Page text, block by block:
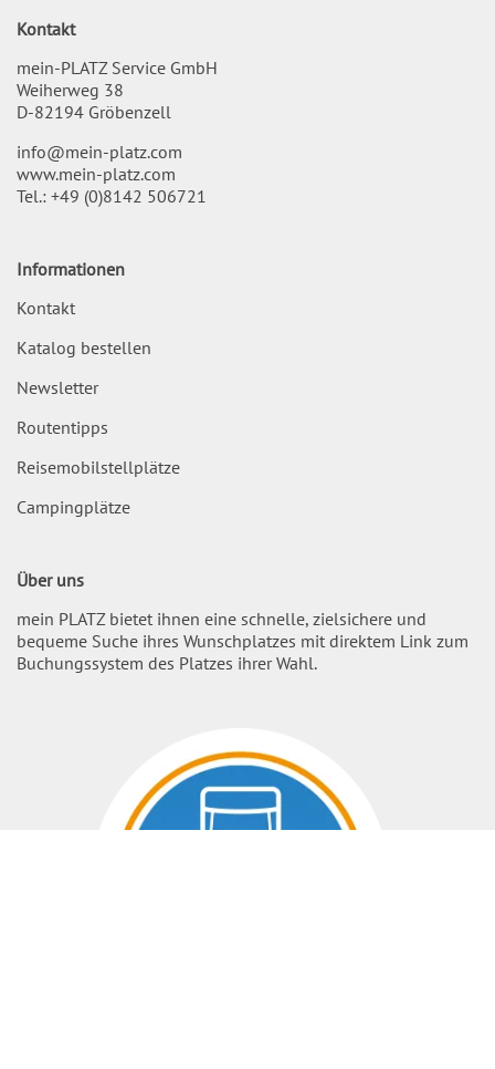
Kontakt
mein-PLATZ Service GmbH
Weiherweg 38
D-82194 Gröbenzell
info@mein-platz.com
www.mein-platz.com
Tel.: +49 (0)8142 506721
Informationen
Kontakt
Katalog bestellen
Newsletter
Routentipps
Reisemobilstellplätze
Campingplätze
Über uns
mein PLATZ bietet ihnen eine schnelle, zielsichere und
bequeme Suche ihres Wunschplatzes mit direktem Link zum
Buchungssystem des Platzes ihrer Wahl.